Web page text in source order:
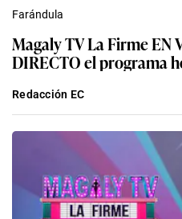
Farándula
Magaly TV La Firme EN
DIRECTO el programa
Redacción EC